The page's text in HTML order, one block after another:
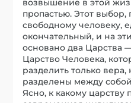
возвышение в этой
пропастью. Этот
свободному человеку,
окончательный, и на
основано два Царства
Царство Человека,
разделить только
разделены между
Ясно, к какому царству